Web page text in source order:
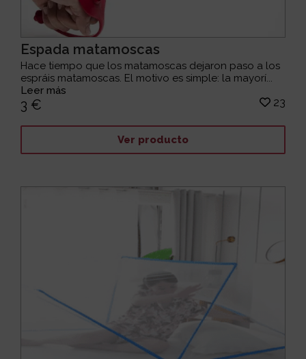
Espada matamoscas
Hace tiempo que los matamoscas dejaron paso a los
espráis matamoscas. El motivo es simple: la mayorí...
Leer más
3 € 23
Ver producto